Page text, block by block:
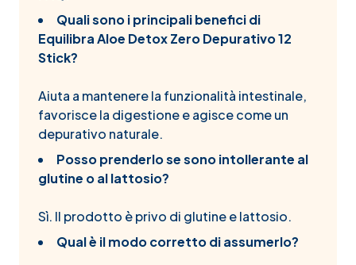
Quali sono i principali benefici di
Equilibra Aloe Detox Zero Depurativo 12
Stick?
Aiuta a mantenere la funzionalità intestinale,
favorisce la digestione e agisce come un
depurativo naturale.
Posso prenderlo se sono intollerante al
glutine o al lattosio?
Sì. Il prodotto è privo di glutine e lattosio.
Qual è il modo corretto di assumerlo?